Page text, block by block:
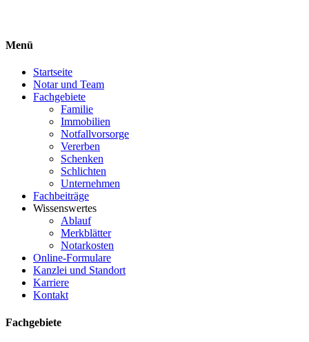
Menü
Startseite
Notar und Team
Fachgebiete
Familie
Immobilien
Notfallvorsorge
Vererben
Schenken
Schlichten
Unternehmen
Fachbeiträge
Wissenswertes
Ablauf
Merkblätter
Notarkosten
Online-Formulare
Kanzlei und Standort
Karriere
Kontakt
Fachgebiete